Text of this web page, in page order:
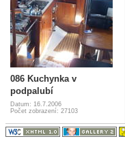
086 Kuchynka v
podpalubí
Datum: 16.7.2006
Počet zobrazení: 27103